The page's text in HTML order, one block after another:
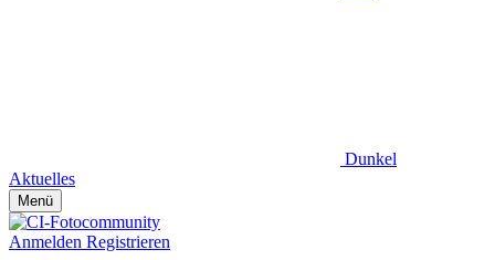
Dunkel
Aktuelles
Menü
Anmelden Registrieren